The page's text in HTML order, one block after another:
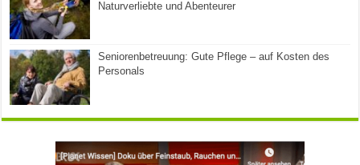
Naturverliebte und Abenteurer
Seniorenbetreuung: Gute Pflege – auf Kosten des
Personals